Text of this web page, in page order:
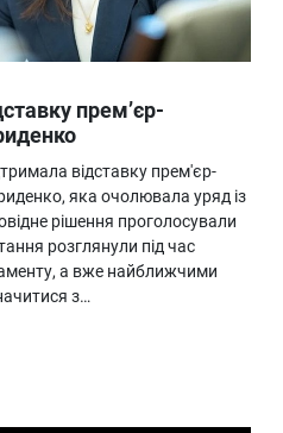
прем’єр-
відставку прем'єр-
яка очолювала уряд із
рішення проголосували
розглянули під час
а вже найближчими
з…